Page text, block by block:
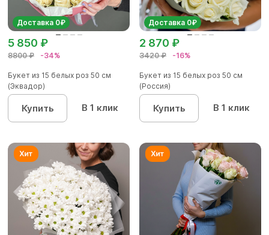
Доставка 0₽
8800 ₽ -34%
5 850 ₽
Букет из 15 белых роз 50 см
(Эквадор)
Купить В 1 клик
Доставка 0₽
3420 ₽ -16%
2 870 ₽
Букет из 15 белых роз 50 см
(Россия)
Купить В 1 клик